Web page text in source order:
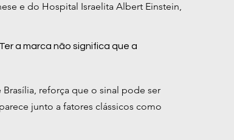
e do Hospital Israelita Albert Einstein,
a marca não significa que a
reforça que o sinal pode ser
junto a fatores clássicos como